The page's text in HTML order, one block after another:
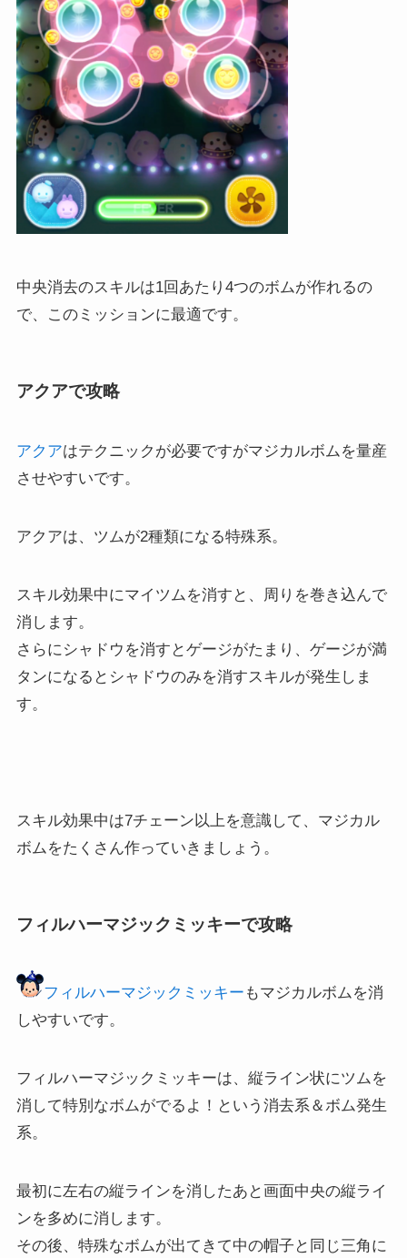
中央消去のスキルは1回あたり4つのボムが作れるの
で、このミッションに最適です。
アクアで攻略
アクアはテクニックが必要ですがマジカルボムを量産
させやすいです。
アクアは、ツムが2種類になる特殊系。
スキル効果中にマイツムを消すと、周りを巻き込んで
消します。
さらにシャドウを消すとゲージがたまり、ゲージが満
タンになるとシャドウのみを消すスキルが発生しま
す。
スキル効果中は7チェーン以上を意識して、マジカル
ボムをたくさん作っていきましょう。
フィルハーマジックミッキーで攻略
フィルハーマジックミッキー もマジカルボムを消
しやすいです。
フィルハーマジックミッキーは、縦ライン状にツムを
消して特別なボムがでるよ！という消去系＆ボム発生
系。
最初に左右の縦ラインを消したあと画面中央の縦ライ
ンを多めに消します。
その後、特殊なボムが出てきて中の帽子と同じ三角に